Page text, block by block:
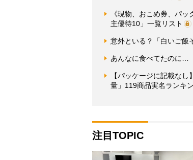
《現物、おこめ券、パ
主優待10」一覧リスト
意外といる？「白いご飯
あんなに食べてたのに…
【パッケージに記載な
量」119商品実名ランキ
注目TOPIC